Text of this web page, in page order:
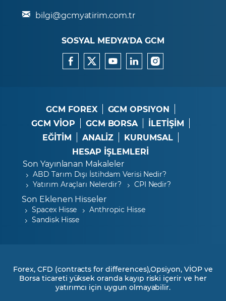
bilgi@gcmyatirim.com.tr
SOSYAL MEDYA’DA GCM
GCM FOREX
GCM OPSIYON
GCM VİOP
GCM BORSA
İLETİŞİM
EĞİTİM
ANALİZ
KURUMSAL
HESAP İŞLEMLERİ
Son Yayınlanan Makaleler
ABD Tarım Dışı İstihdam Verisi Nedir?
Yatırım Araçları Nelerdir?
CPI Nedir?
Son Eklenen Hisseler
Spacex Hisse
Anthropic Hisse
Sandisk Hisse
Forex, CFD (contracts for differences),Opsiyon, VİOP ve
Borsa ticareti yüksek oranda kayıp riski içerir ve her
yatırımcı için uygun olmayabilir.